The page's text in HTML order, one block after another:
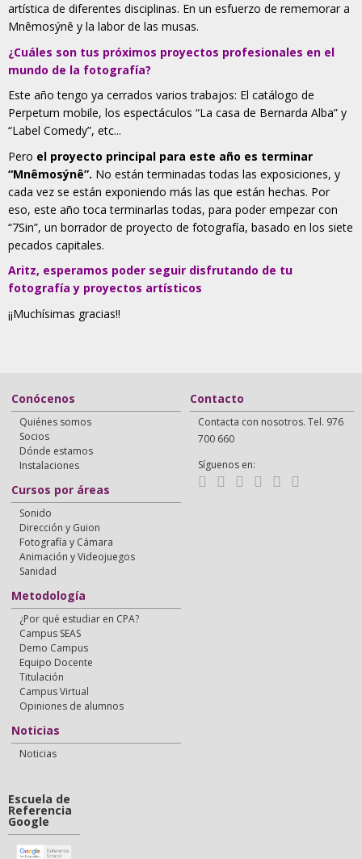
artística de diferentes disciplinas. En un esfuerzo de rememorar a
Mnêmosýnê y la labor de las musas.
¿Cuáles son tus próximos proyectos profesionales en el
mundo de la fotografía?
Este año tengo ya cerrados varios trabajos: El catálogo de
Perpetum mobile, los espectáculos “La casa de Bernarda Alba” y
“Label Comedy”, etc...
Pero el proyecto principal para este año es terminar
“Mnêmosýnê”. No están terminadas todas las exposiciones, y
cada vez se están exponiendo más las que están hechas. Por
eso, este año toca terminarlas todas, para poder empezar con
“7Sin”, un borrador de proyecto de fotografía, basado en los siete
pecados capitales.
Aritz, esperamos poder seguir disfrutando de tu
fotografía y proyectos artísticos
¡¡Muchísimas gracias!!
Conócenos
Quiénes somos
Socios
Dónde estamos
Instalaciones
Cursos por áreas
Sonido
Dirección y Guion
Fotografía y Cámara
Animación y Videojuegos
Sanidad
Metodología
¿Por qué estudiar en CPA?
Campus SEAS
Demo Campus
Equipo Docente
Titulación
Campus Virtual
Opiniones de alumnos
Noticias
Noticias
Contacto
Contacta con nosotros. Tel. 976
700 660
Síguenos en:
Escuela de
Referencia
Google